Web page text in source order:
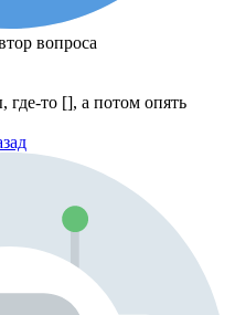
вопроса
где-то [], а потом опять